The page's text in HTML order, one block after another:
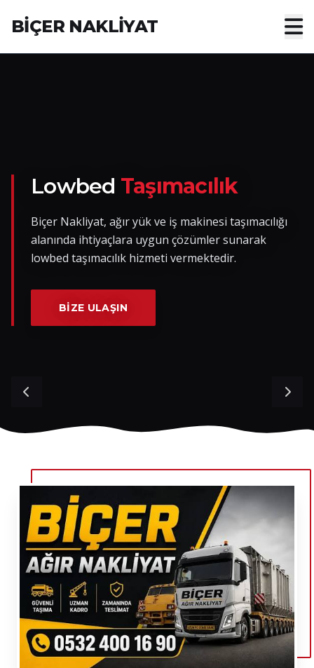
BİÇER NAKLİYAT
Nakliye Yük İlanları
İletişim
Lowbed Taşımacılık
Biçer Nakliyat, ağır yük ve iş makinesi taşımacılığı
alanında ihtiyaçlara uygun çözümler sunarak
lowbed taşımacılık hizmeti vermektedir.
BIZE ULAŞIN